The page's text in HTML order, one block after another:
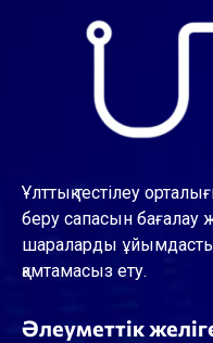
Ұлттық тестілеу
беру сапасын бағалау
шараларды
қамтамасыз ету.
Әлеуметтік